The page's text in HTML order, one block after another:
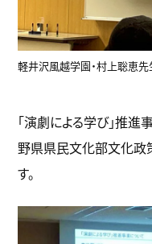
軽井沢風越学園・村上聡恵
「演劇による学び」推
野県県民文化部文化政
す。